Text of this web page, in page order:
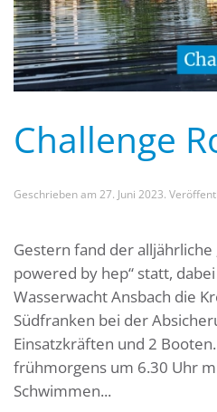
Challenge
Geschrieben am 27. Juni 2023.
Gestern fand der alljährliche
powered by hep“ statt,
Wasserwacht Ansbach die
Südfranken bei der
Einsatzkräften und 2
frühmorgens um 6.30 Uhr
Schwimmen...